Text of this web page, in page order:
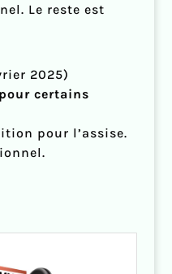
Le reste est
2025)
certains
pour l’assise.